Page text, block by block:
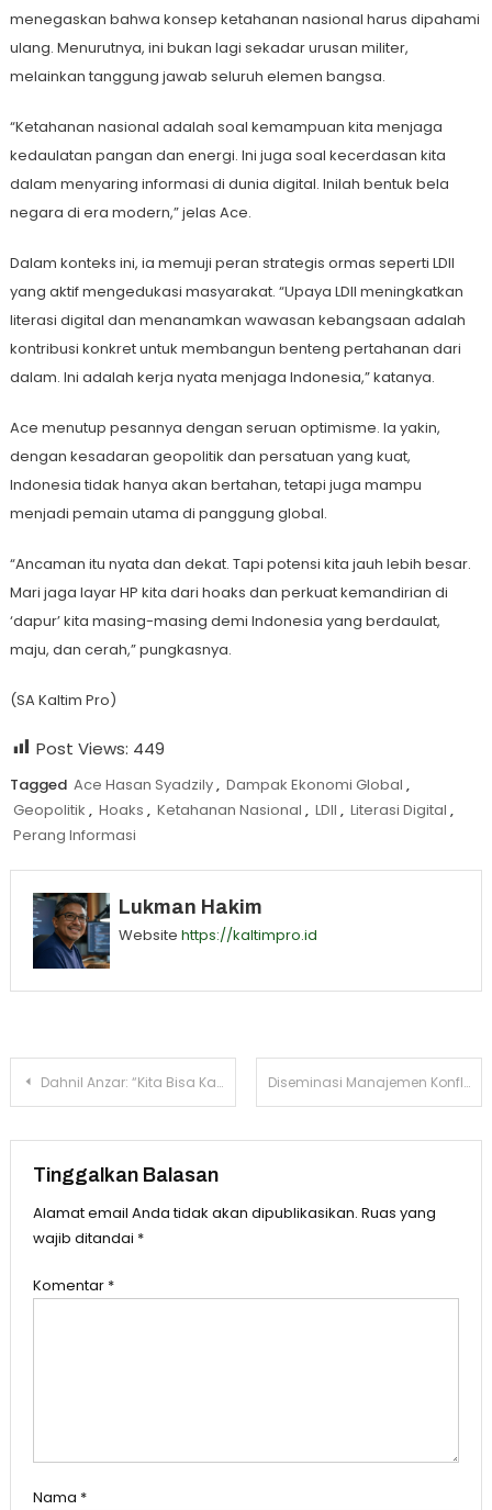
menegaskan bahwa konsep ketahanan nasional harus dipahami
ulang. Menurutnya, ini bukan lagi sekadar urusan militer,
melainkan tanggung jawab seluruh elemen bangsa.
“Ketahanan nasional adalah soal kemampuan kita menjaga
kedaulatan pangan dan energi. Ini juga soal kecerdasan kita
dalam menyaring informasi di dunia digital. Inilah bentuk bela
negara di era modern,” jelas Ace.
Dalam konteks ini, ia memuji peran strategis ormas seperti LDII
yang aktif mengedukasi masyarakat. “Upaya LDII meningkatkan
literasi digital dan menanamkan wawasan kebangsaan adalah
kontribusi konkret untuk membangun benteng pertahanan dari
dalam. Ini adalah kerja nyata menjaga Indonesia,” katanya.
Ace menutup pesannya dengan seruan optimisme. Ia yakin,
dengan kesadaran geopolitik dan persatuan yang kuat,
Indonesia tidak hanya akan bertahan, tetapi juga mampu
menjadi pemain utama di panggung global.
“Ancaman itu nyata dan dekat. Tapi potensi kita jauh lebih besar.
Mari jaga layar HP kita dari hoaks dan perkuat kemandirian di
‘dapur’ kita masing-masing demi Indonesia yang berdaulat,
maju, dan cerah,” pungkasnya.
(SA Kaltim Pro)
Post Views: 449
Tagged Ace Hasan Syadzily, Dampak Ekonomi Global ,
Geopolitik , Hoaks , Ketahanan Nasional , LDII , Literasi Digital ,
Perang Informasi
Lukman Hakim
Website https://kaltimpro.id
Navigasi
Dahnil Anzar: “Kita Bisa Kalah Tanpa Perang Jika Gagal Urus Pangan dan Energi” Diseminasi Manajemen Konflik di Kaltim, Aparatur Pemerintah Didorong Perkuat Stabilitas Sosial dan Harmoni Daerah
Tinggalkan Balasan
Alamat email Anda tidak akan dipublikasikan. Ruas yang
wajib ditandai *
Komentar *
Nama *